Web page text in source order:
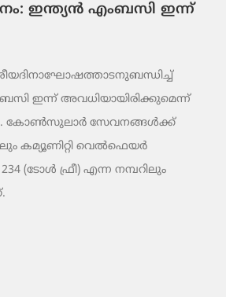
ഇന്ത്യൻ എംബസി ഇന്ന്
ഇന്ന് അവധിയായിരിക്കുമെന്ന്
കോൺസുലാർ സേവനങ്ങൾക്ക്
കമ്യൂണിറ്റി വെൽഫെയർ
(ടോൾ ഫ്രീ) എന്ന നമ്പറിലും